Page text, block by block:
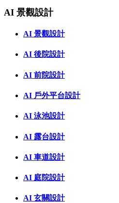
AI 景觀設計
AI 景觀設計
AI 後院設計
AI 前院設計
AI 戶外平台設計
AI 泳池設計
AI 露台設計
AI 車道設計
AI 庭院設計
AI 玄關設計